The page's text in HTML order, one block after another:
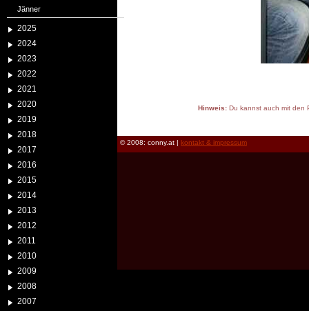
Jänner
2025
2024
2023
2022
2021
2020
2019
2018
2017
2016
2015
2014
2013
2012
2011
2010
2009
2008
2007
Hinweis:Du kannst auch mit den
© 2008: conny.at | kontakt & impressum